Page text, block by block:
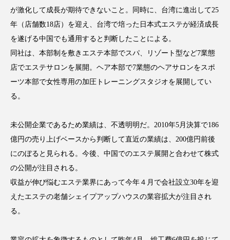
インナービューティーアワード2025受賞商品
ウェアラブルデバイス ウェルネス
ウェルビーイング エイジングケア
カカイオイル ガジェット キーワード
クルエルティフリー
ケーススタディ
コネクテッド・ビューティ コミュニケーション
が激化して成長が期待できないこと。同時に、台湾に進出して25
年（店舗数18店）を迎え、台湾で培った日本式エステが経済成長
を遂げる中国でも通用すると判断したことによる。
同社は、本部制を敷きエステ本部でスパ、リゾート型など7業態
店でエステサロンを展開。ヘア本部で7業態のヘアサロンをスポ
ーツ本部で女性専用の加圧トレーニングスタジオを展開してい
る。
未公開企業であるため業績は、不透明明だ。2010年5月決算で186
億円の売り上げベースから判断して直近の業績は、200億円前後
にのぼると見られる。今後、中国でのエステ展開と合わせて株式
の公開が注目される。
収益が伸び悩むエステ業界にあって今年４月で会社設立30年を迎
えたエステの老舗シェイプアップハウスの業容拡大が注目され
る。